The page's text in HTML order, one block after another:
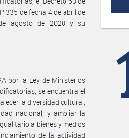
335 de fecha 4 de abril de
agosto de 2020 y su
por la Ley de Ministerios
se encuentra el
la diversidad cultural,
nacional, y ampliar la
a bienes y medios
de la actividad